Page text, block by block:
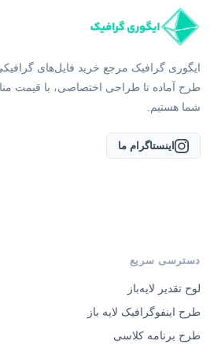
ایگوری گرافیک مرجع خرید فایل‌های
طرح آماده تا طراحی اختصاصی، با قیمت
شما هستیم.
اینستاگرام ما
دسترسی سریع
لوح تقدیر لایه‌باز
طرح اینفوگرافیک لایه باز
طرح برنامه کلاسی